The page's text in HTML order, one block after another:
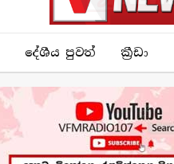
දේශීය පුව​ත් ක්‍රී​ඩා